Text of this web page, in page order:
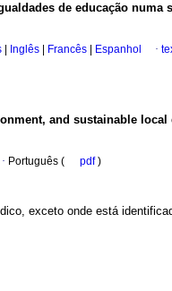
de educação numa
Inglês Francês Espanhol ·
and sustainable local
· Português ( pdf)
exceto onde está